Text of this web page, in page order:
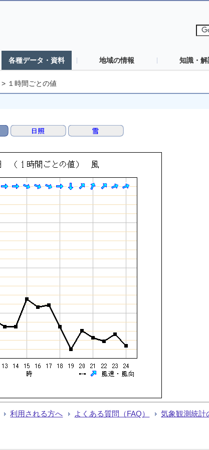
各種データ・資料 地域の情報 知識・解
> １時間ごとの値
利用される方へ よくある質問（FAQ） 気象観測統計